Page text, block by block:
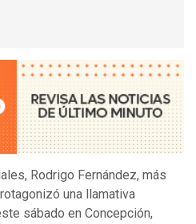
Rodrigo Fernández, más
una llamativa
sábado en Concepción,